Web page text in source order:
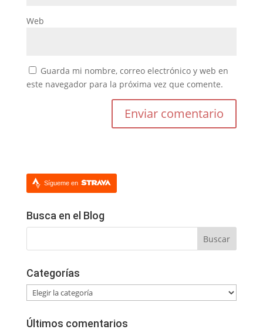
Web
Guarda mi nombre, correo electrónico y web en
este navegador para la próxima vez que comente.
Sígueme en
Busca en el Blog
Categorías
Categorías
Últimos comentarios